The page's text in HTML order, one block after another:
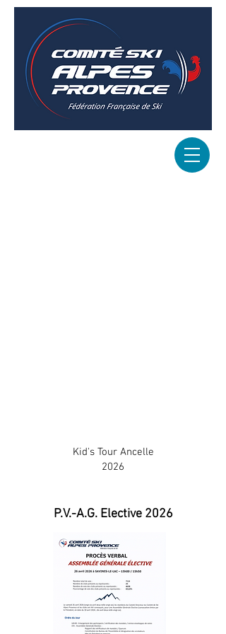
Kid's Tour Ancelle
2026
P.V.-A.G. Elective 2026